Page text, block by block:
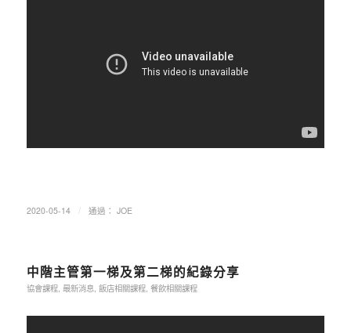
2020-05-14 通過： JOE
中階主管第一梯及第二梯的紀錄分享
協會課程, 最新消息, 飯店相關課程, 餐飲相關課程